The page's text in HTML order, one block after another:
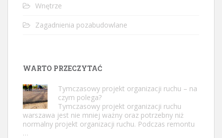
Wnętrze
Zagadnienia pozabudowlane
WARTO PRZECZYTAĆ
Tymczasowy projekt organizacji ruchu – na
czym polega?
Tymczasowy projekt organizacji ruchu
warszawa jest nie mniej ważny oraz potrzebny niż
normalny projekt organizacji ruchu. Podczas remontu
…